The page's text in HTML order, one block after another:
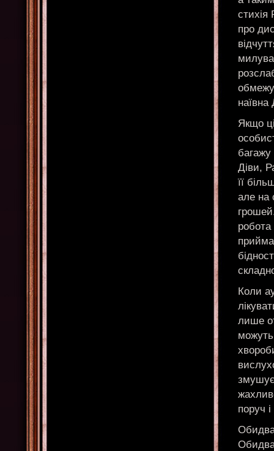
стихія
про
наївна
Якщо
Діви,
її
але на
Коли
лише
можуть
змушує
поруч
Обидва